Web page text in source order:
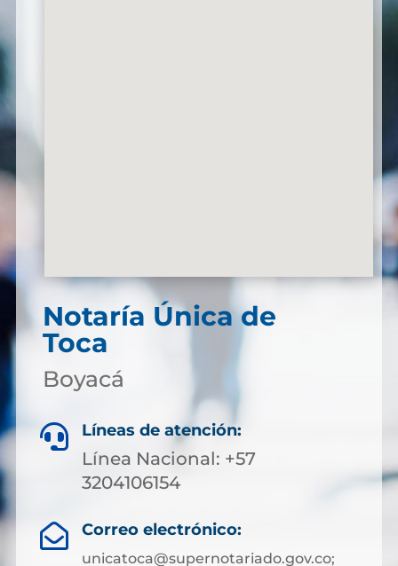
Notaría Única de
Toca
Boyacá
 Líneas de atención:
Línea Nacional: +57
3204106154
 Correo electrónico:
unicatoca@supernotariado.gov.co;